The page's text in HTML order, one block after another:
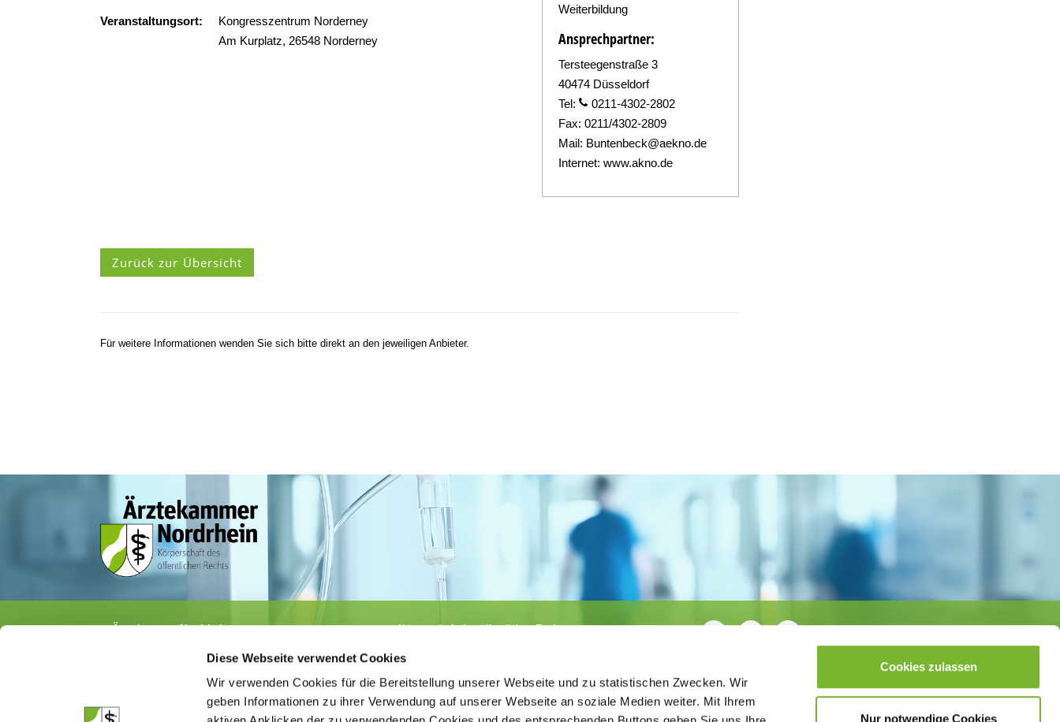
Diese Webseite verwendet Cookies
Wir verwenden Cookies für die Bereitstellung unserer Webseite und zu statistischen Zwecken. Wir
geben Informationen zu ihrer Verwendung auf unserer Webseite an soziale Medien weiter. Mit Ihrem
Cookies zulassen
Nur notwendige Cookies
Veranstaltungsort:
Kongresszentrum Norderney
Am Kurplatz, 26548 Norderney
Weiterbildung
Ansprechpartner:
Tersteegenstraße 3
40474 Düsseldorf
Tel:
0211-4302-2802
Fax: 0211/4302-2809
Mail: Buntenbeck@aekno.de
Internet: www.akno.de
Zurück zur Übersicht
Für weitere Informationen wenden Sie sich bitte direkt an den jeweiligen Anbieter.
Ärztekammer Nordrhein
· Fax 0211 / 4302 2009
aerztekammer@aekno.de
Körperschaft des öffentlichen Rechts